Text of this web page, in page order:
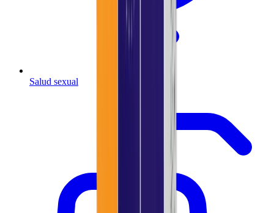
Salud sexual